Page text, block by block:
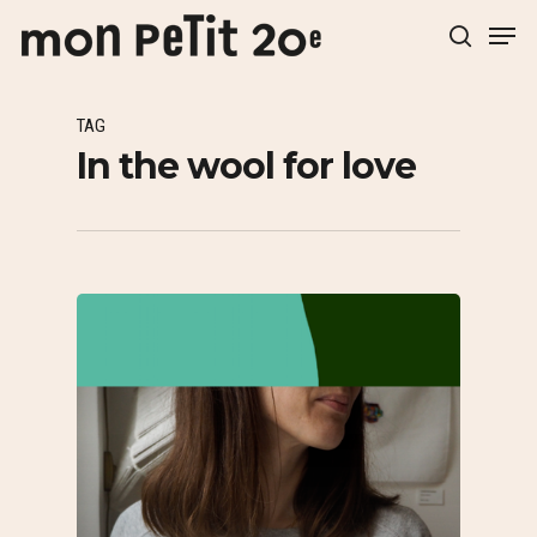
Hit enter to search or ESC to close
TAG
In the wool for love